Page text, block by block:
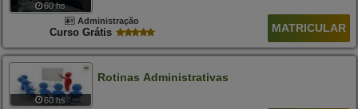
60 hs
Administração
Curso Grátis MATRICULAR
60 hs
Rotinas Administrativas